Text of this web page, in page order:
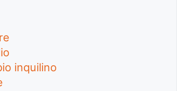
inquilino